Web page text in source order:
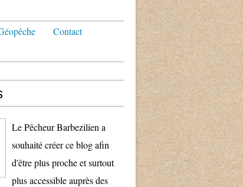
Contact
Le Pêcheur Barbezilien a
souhaité créer ce blog afin
d'être plus proche et surtout
plus accessible auprès des